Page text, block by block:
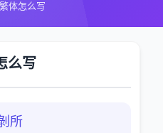
体怎么写
么写
所